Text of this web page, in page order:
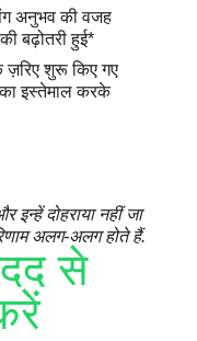
अनुभव की वजह
बढ़ोतरी हुई*
शुरू किए गए
इस्तेमाल करके
इन्हें दोहराया नहीं जा
अलग-अलग होते हैं.
से